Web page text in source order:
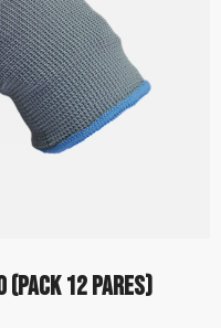
(pack 12 pares)